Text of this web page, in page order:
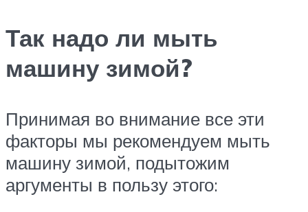
Так надо ли мыть
машину зимой?
Принимая во внимание все эти
факторы мы рекомендуем мыть
машину зимой, подытожим
аргументы в пользу этого: